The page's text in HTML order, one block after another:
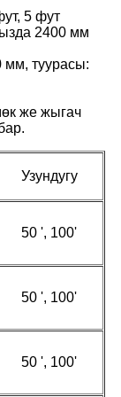
5 фут
2400 мм
мм, туурасы:
же жыгач
Узундугу
50 ', 100'
50 ', 100'
50 ', 100'